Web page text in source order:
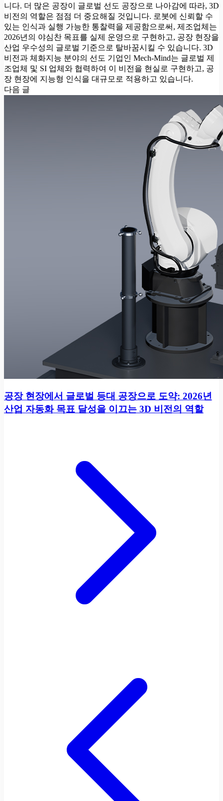
니다. 더 많은 공장이 글로벌 선도 공장으로 나아감에 따라, 3D
비전의 역할은 점점 더 중요해질 것입니다. 로봇에 신뢰할 수
있는 인식과 실행 가능한 통찰력을 제공함으로써, 제조업체는
2026년의 야심찬 목표를 실제 운영으로 구현하고, 공장 현장을
산업 우수성의 글로벌 기준으로 탈바꿈시킬 수 있습니다. 3D
비전과 체화지능 분야의 선도 기업인 Mech-Mind는 글로벌 제
조업체 및 SI 업체와 협력하여 이 비전을 현실로 구현하고, 공
장 현장에 지능형 인식을 대규모로 적용하고 있습니다.
다음 글
공장 현장에서 글로벌 등대 공장으로 도약: 2026년
산업 자동화 목표 달성을 이끄는 3D 비전의 역할